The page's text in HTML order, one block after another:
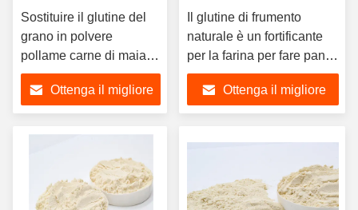
Sostituire il glutine del
grano in polvere
pollame carne di maiale
carne bovina e persino
pesceOttenga il migliore
Il glutine di frumento
naturale è un fortificante
per la farina per fare pane
e hamburger
Ottenga il migliore